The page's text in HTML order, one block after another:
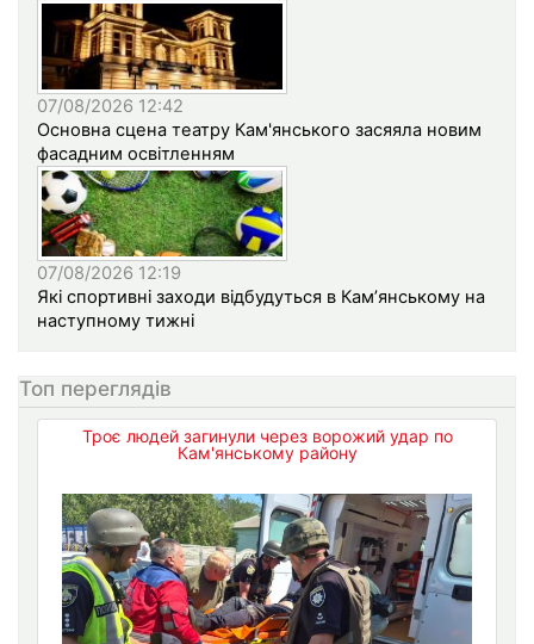
07/08/2026 12:42
Основна сцена театру Кам'янського засяяла новим
фасадним освітленням
07/08/2026 12:19
Які спортивні заходи відбудуться в Кам’янському на
наступному тижні
Топ переглядів
Троє людей загинули через ворожий удар по
Кам'янському району